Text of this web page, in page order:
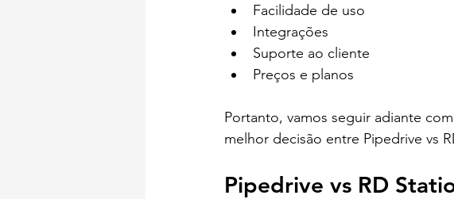
Facilidade de uso
Integrações
Suporte ao cliente
Preços e planos
Portanto, vamos seguir adiante
melhor decisão entre Pipedrive vs
Pipedrive vs RD